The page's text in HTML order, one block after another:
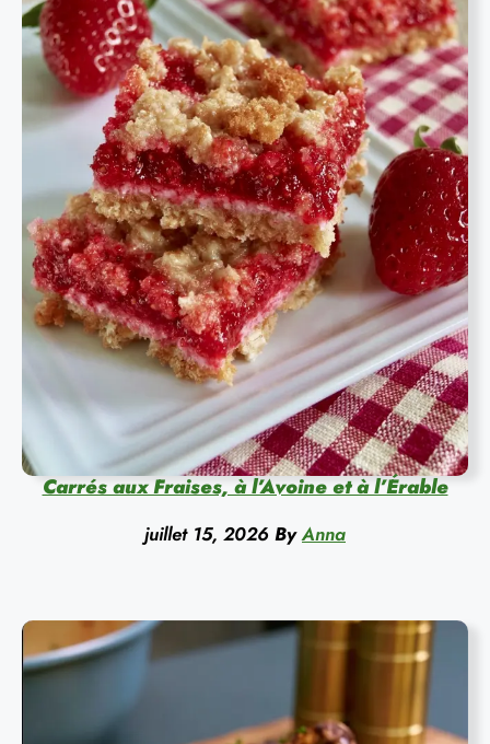
Carrés aux Fraises, à l’Avoine et à l’Érable
juillet 15, 2026 By Anna